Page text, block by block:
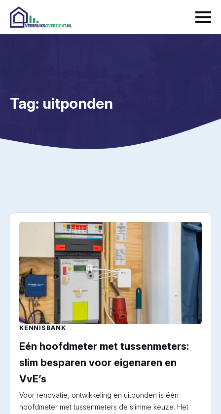
Tag: uitponden
Eén hoofdmeter met tussenmeters:
slim besparen voor eigenaren en
VvE’s
KENNISBANK
Voor renovatie, ontwikkeling en uitponden is één
hoofdmeter met tussenmeters de slimme keuze. Het